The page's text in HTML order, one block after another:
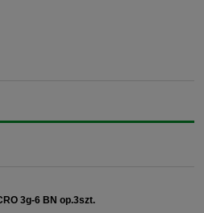
3g-6 BN op.3szt.